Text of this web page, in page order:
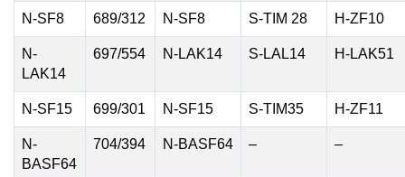
N-SF8 689/312 N-SF8 S-TIM 28 H-ZF10
N-
LAK14
697/554 N-LAK14 S-LAL14 H-LAK51
N-SF15 699/301 N-SF15 S-TIM35 H-ZF11
N-
BASF64
704/394 N-BASF64 – –